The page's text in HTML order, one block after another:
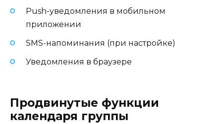
Push-уведомления в мобильном
приложении
SMS-напоминания (при настройке)
Уведомления в браузере
Продвинутые функции
календаря группы